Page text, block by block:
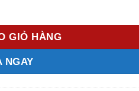
GIỎ HÀNG
NGAY